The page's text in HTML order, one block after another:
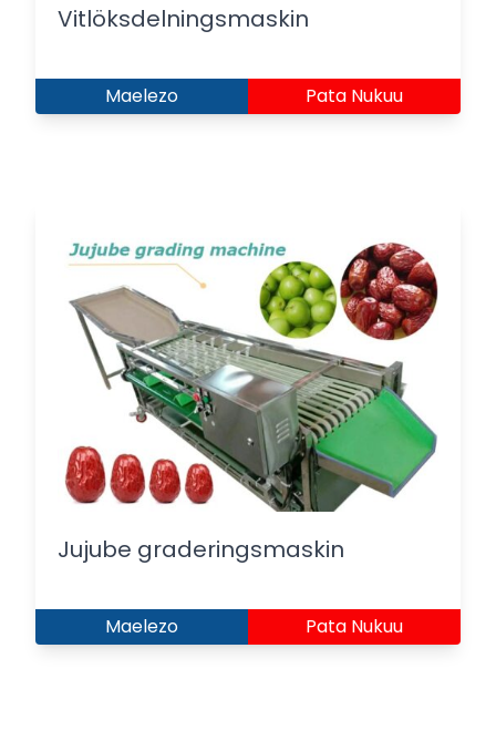
Vitlöksdelningsmaskin
Maelezo Pata Nukuu
Jujube graderingsmaskin
Maelezo Pata Nukuu